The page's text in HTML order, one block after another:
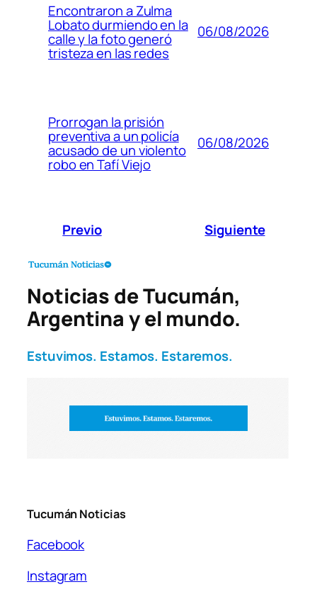
Encontraron a Zulma
Lobato durmiendo en la
calle y la foto generó
tristeza en las redes
06/08/2026
Prorrogan la prisión
preventiva a un policía
acusado de un violento
robo en Tafí Viejo
06/08/2026
Previo Siguiente
Noticias de Tucumán,
Argentina y el mundo.
Estuvimos. Estamos. Estaremos.
Tucumán Noticias
Facebook
Instagram